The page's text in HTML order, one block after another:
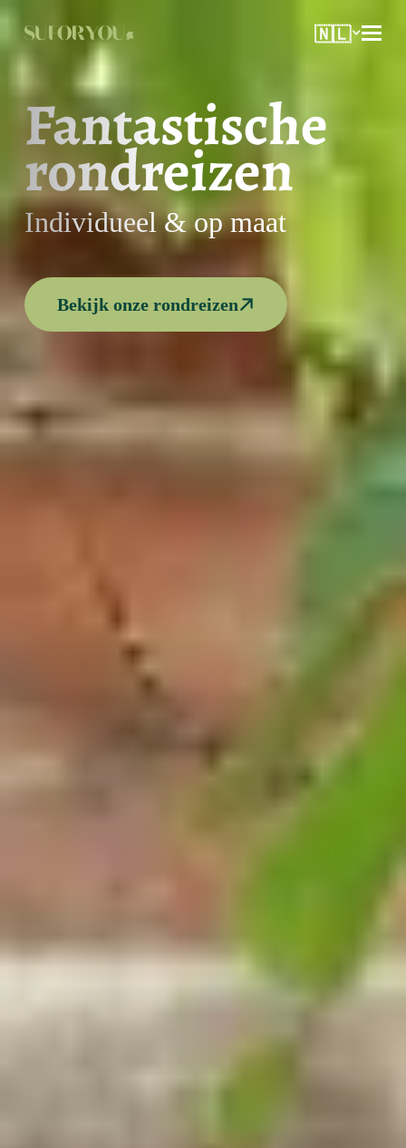
🇳🇱
Fantastische
rondreizen
Individueel & op maat
Bekijk onze rondreizen